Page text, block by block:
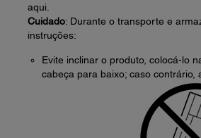
aqui.
Cuidado: Durante o transporte e
instruções:
Evite inclinar o produto, colocá-lo
cabeça para baixo; caso contrário,